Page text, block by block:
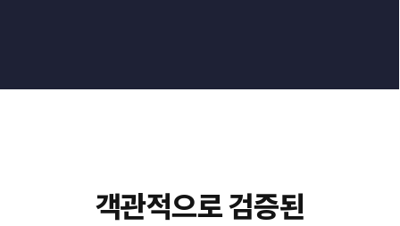
객관적으로 검증된